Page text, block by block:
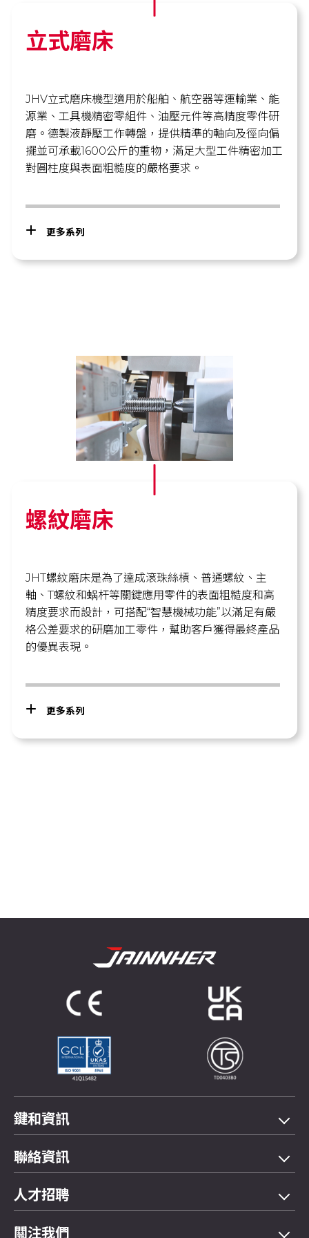
立式磨床
JHV立式磨床機型適用於船舶、航空器等運輸業、能
源業、工具機精密零組件、油壓元件等高精度零件研
磨。德製液靜壓工作轉盤，提供精準的軸向及徑向偏
擺並可承載1600公斤的重物，滿足大型工件精密加工
對圓柱度與表面粗糙度的嚴格要求。
更多系列
螺紋磨床
JHT螺紋磨床是為了達成滾珠絲槓、普通螺紋、主
軸、T螺紋和蜗杆等關鍵應用零件的表面粗糙度和高
精度要求而設計，可搭配“智慧機械功能”以滿足有嚴
格公差要求的研磨加工零件，幫助客戶獲得最終產品
的優異表現。
更多系列
鍵和資訊
應用領域
展示影片
聯絡資訊
傳真 04-2359 4803
E-mail
人才招聘
關注我們